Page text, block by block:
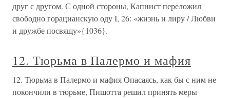
друг с другом. С одной стороны, Капнист переложил
свободно горацианскую оду I, 26: «жизнь и лиру / Любви
и дружбе посвящу»{1036}.
12. Тюрьма в Палермо и мафия
12. Тюрьма в Палермо и мафия Опасаясь, как бы с ним не
покончили в тюрьме, Пишотта решил принять меры